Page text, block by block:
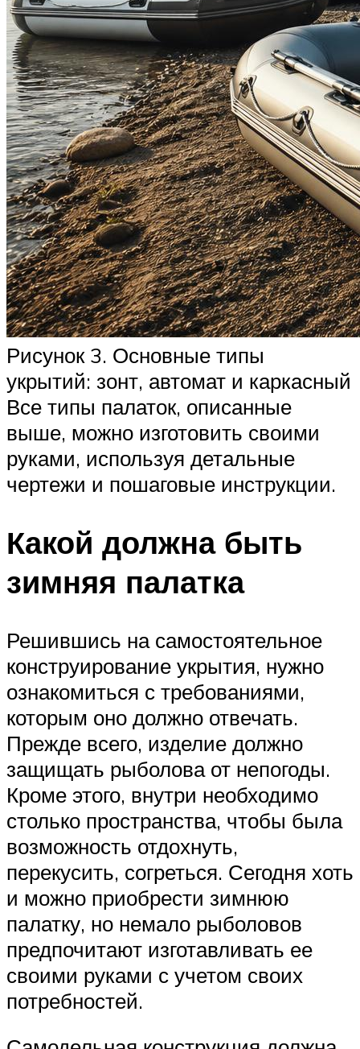
Рисунок 3. Основные типы
укрытий: зонт, автомат и каркасный
Все типы палаток, описанные
выше, можно изготовить своими
руками, используя детальные
чертежи и пошаговые инструкции.
Какой должна быть
зимняя палатка
Решившись на самостоятельное
конструирование укрытия, нужно
ознакомиться с требованиями,
которым оно должно отвечать.
Прежде всего, изделие должно
защищать рыболова от непогоды.
Кроме этого, внутри необходимо
столько пространства, чтобы была
возможность отдохнуть,
перекусить, согреться. Сегодня хоть
и можно приобрести зимнюю
палатку, но немало рыболовов
предпочитают изготавливать ее
своими руками с учетом своих
потребностей.